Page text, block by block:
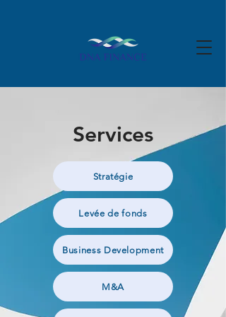
Services
Stratégie
Levée de fonds
Business Development
M&A